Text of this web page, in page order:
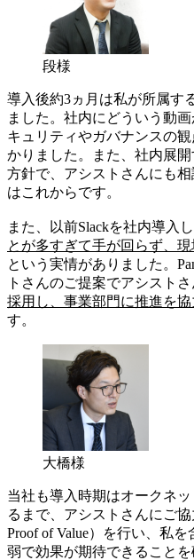
段様
導入後約3ヵ月は私が所属す
ました。社内にどういう動
キュリティやガバナンスの
かりました。また、社内展開
方針で、アシストさんにも
はこれからです。
また、以前Slackを社内導入し
とが多すぎて手が回らず、
という実情がありました。
トさんのご提案でアシスト
採用し、事業部門に推進を協
す。
大橋様
当社も導入時期はオークネ
るまで、アシストさんにご
Proof of Value）を行い、私
弱で効果が期待できること